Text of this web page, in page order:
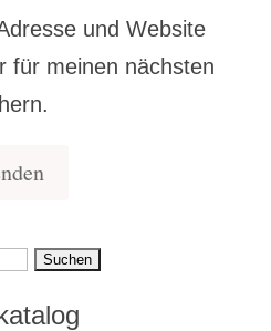
und Website
für meinen nächsten